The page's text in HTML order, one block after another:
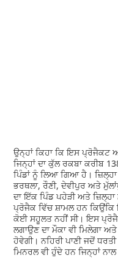
ਉਨ੍ਹਾਂ ਕਿਹਾ ਕਿ ਇਸ ਪ੍ਰੋਜੈਕਟ
ਜਿਨ੍ਹਾਂ ਦਾ ਕੁੱਲ ਰਕਬਾ ਕਰੀਬ
ਪਿੰਡਾਂ ਨੂੰ ਲਿਆ ਗਿਆ ਹੈ।
ਭਰਥਲਾ, ਰੌਣੀ, ਦੇਵੀਪੁਰ ਅਤੇ
ਦਾ ਇੱਕ ਪਿੰਡ ਪਹੇੜੀ ਅਤੇ
ਪ੍ਰੋਜੈਕ ਵਿੱਚ ਸ਼ਾਮਲ ਹਨ ਕਿਉਂਕਿ
ਕੋਈ ਸਹੂਲਤ ਨਹੀਂ ਸੀ। ਇਸ
ਲਗਾਉਣ ਦਾ ਮੌਕਾ ਵੀ ਮਿਲੇਗਾ
ਹੋਵੇਗੀ। ਨਹਿਰੀ ਪਾਣੀ ਜਦੋਂ
ਮਿਨਰਲ ਵੀ ਹੁੰਦੇ ਹਨ ਜਿਨ੍ਹਾਂ ਨਾਲ